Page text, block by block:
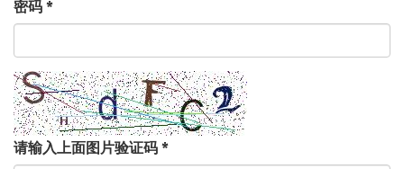
密码 *
请输入上面图片验证码 *